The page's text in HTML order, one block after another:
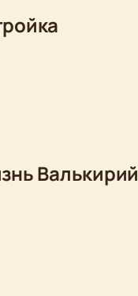
Валькирий